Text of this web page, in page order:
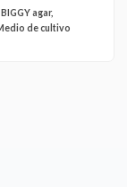
agar,
de cultivo